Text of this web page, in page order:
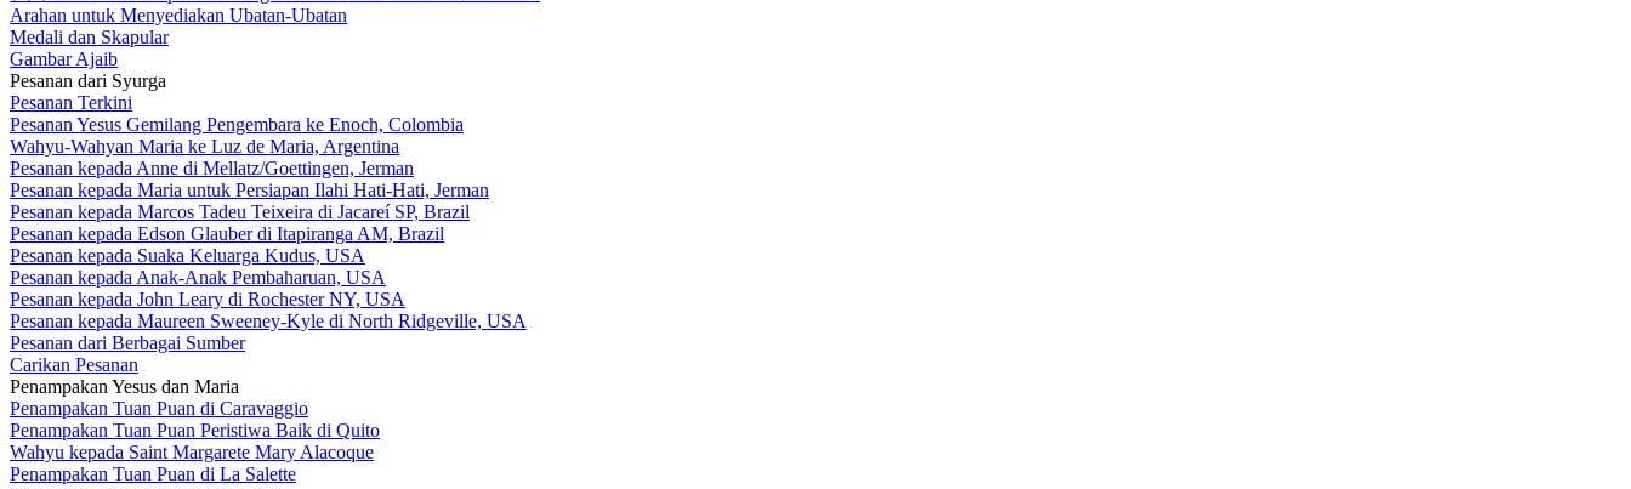
Arahan untuk Menyediakan Ubatan-Ubatan
Medali dan Skapular
Gambar Ajaib
Pesanan dari Syurga
Pesanan Terkini
Pesanan Yesus Gemilang Pengembara ke Enoch, Colombia
Wahyu-Wahyan Maria ke Luz de Maria, Argentina
Pesanan kepada Anne di Mellatz/Goettingen, Jerman
Pesanan kepada Maria untuk Persiapan Ilahi Hati-Hati, Jerman
Pesanan kepada Marcos Tadeu Teixeira di Jacareí SP, Brazil
Pesanan kepada Edson Glauber di Itapiranga AM, Brazil
Pesanan kepada Suaka Keluarga Kudus, USA
Pesanan kepada Anak-Anak Pembaharuan, USA
Pesanan kepada John Leary di Rochester NY, USA
Pesanan kepada Maureen Sweeney-Kyle di North Ridgeville, USA
Pesanan dari Berbagai Sumber
Carikan Pesanan
Penampakan Yesus dan Maria
Penampakan Tuan Puan di Caravaggio
Penampakan Tuan Puan Peristiwa Baik di Quito
Wahyu kepada Saint Margarete Mary Alacoque
Penampakan Tuan Puan di La Salette